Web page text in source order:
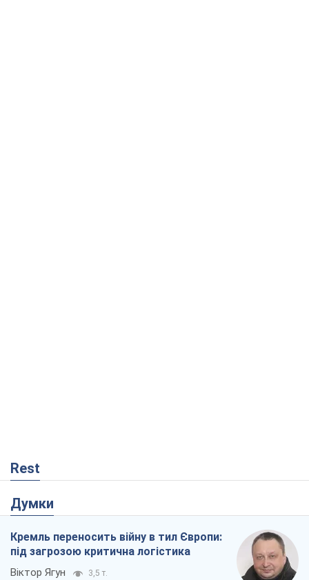
Rest
Думки
Кремль переносить війну в тил Європи:
під загрозою критична логістика
Віктор Ягун 3,5 т.